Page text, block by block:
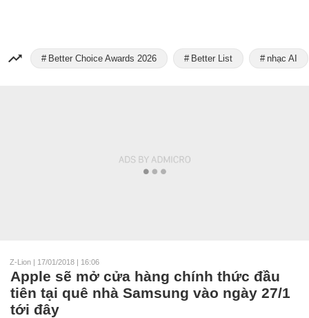
Better Choice Awards 2026 Better List nhạc AI
Z-Lion | 17/01/2018 | 16:06
Apple sẽ mở cửa hàng chính thức đầu
tiên tại quê nhà Samsung vào ngày 27/1
tới đây